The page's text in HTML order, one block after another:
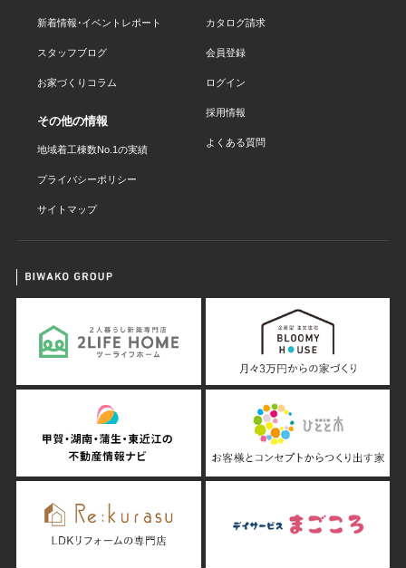
新着情報・イベントレポート
スタッフブログ
お家づくりコラム
カタログ請求
会員登録
ログイン
採用情報
よくある質問
その他の情報
地域着工棟数No.1の実績
プライバシーポリシー
サイトマップ